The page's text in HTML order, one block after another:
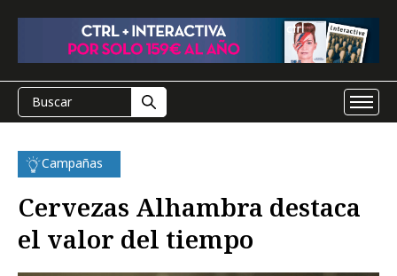
Campañas
Cervezas Alhambra destaca
el valor del tiempo